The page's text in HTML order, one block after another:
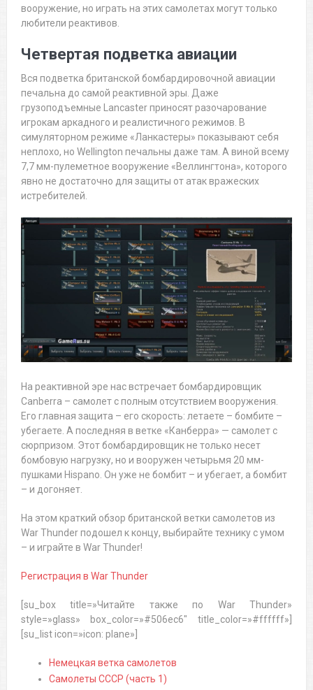
вооружение, но играть на этих самолетах могут только
любители реактивов.
Четвертая подветка авиации
Вся подветка британской бомбардировочной авиации
печальна до самой реактивной эры. Даже
грузоподъемные Lancaster приносят разочарование
игрокам аркадного и реалистичного режимов. В
симуляторном режиме «Ланкастеры» показывают себя
неплохо, но Wellington печальны даже там. А виной всему
7,7 мм-пулеметное вооружение «Веллингтона», которого
явно не достаточно для защиты от атак вражеских
истребителей.
На реактивной эре нас встречает бомбардировщик
Canberra – самолет с полным отсутствием вооружения.
Его главная защита – его скорость: летаете – бомбите –
убегаете. А последняя в ветке «Канберра» — самолет с
сюрпризом. Этот бомбардировщик не только несет
бомбовую нагрузку, но и вооружен четырьмя 20 мм-
пушками Hispano. Он уже не бомбит – и убегает, а бомбит
– и догоняет.
На этом краткий обзор британской ветки самолетов из
War Thunder подошел к концу, выбирайте технику с умом
– и играйте в War Thunder!
Регистрация в War Thunder
[su_box title=»Читайте также по War Thunder»
style=»glass» box_color=»#506ec6″ title_color=»#ffffff»]
[su_list icon=»icon: plane»]
Немецкая ветка самолетов
Самолеты СССР (часть 1)